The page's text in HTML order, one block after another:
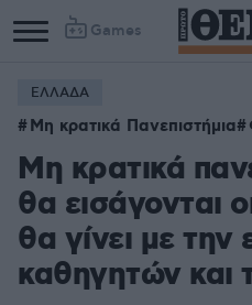
Games
ΕΛΛΑΔΑ
Μη κρατικά Πανεπιστήμια
Mη κρατικά
θα εισάγονται
θα γίνει με την
καθηγητών και